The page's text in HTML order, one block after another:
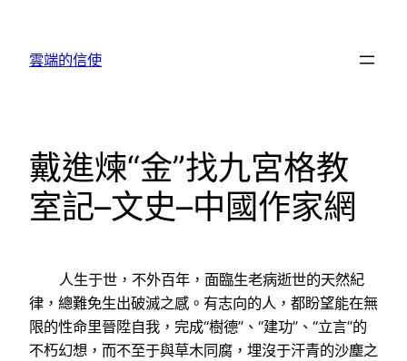
雲端的信使
戴進煉“金”找九宮格教
室記–文史–中國作家網
人生于世，不外百年，面臨生老病逝世的天然紀
律，總難免生出破滅之感。有志向的人，都盼望能在無
限的性命里晉陞自我，完成“樹德”、“建功”、“立言”的
不朽幻想，而不至于與草木同腐，埋沒于汗青的沙塵之